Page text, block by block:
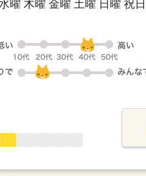
曜 木曜 金曜 土曜 日曜 祝